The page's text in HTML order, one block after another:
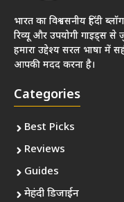
भारत का विश्वसनीय हिंदी
रिव्यू और उपयोगी गाइड्स से
हमारा उद्देश्य सरल भाषा में
आपकी मदद करना है।
Categories
Best Picks
Reviews
Guides
मेहंदी डिजाईन